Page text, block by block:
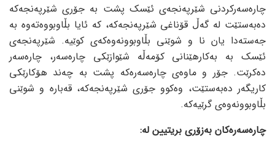
چارەسەرکردنی شێرپەنجەی ئێسک پشت بە جۆری شێرپەنجەکە
دەبەستێت لە گەڵ قۆناغی شێرپەنجەکە، کە ئایا بڵاوبووەتەوە بە
جەستەدا یان نا و شوێنی بڵاوبوونەوەکەی کوێیە. شێرپەنجەی
ئێسک بە بەکارهێنانی کۆمەڵە شێوازێكی چارەسەر، چارەسەر
دەکرێت. جۆر و ماوەی چارەسەرەکە پشت بە چەند هۆکارێکی
کاریگەر دەبەستێت، وەکوو جۆری شێرپەنجەکە، قەبارە و شوێنی
بڵاوبوونەوەی گرێیەکە.
چارەسەرەکان بەزۆری بریتیین لە: